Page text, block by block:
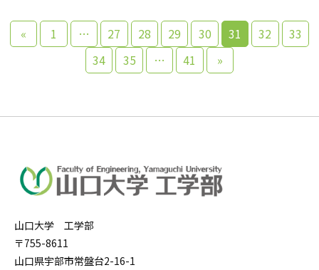
« 1 … 27 28 29 30 31 32
33
34
35 … 41 »
山口大学 工学部
〒755-8611
山口県宇部市常盤台2-16-1